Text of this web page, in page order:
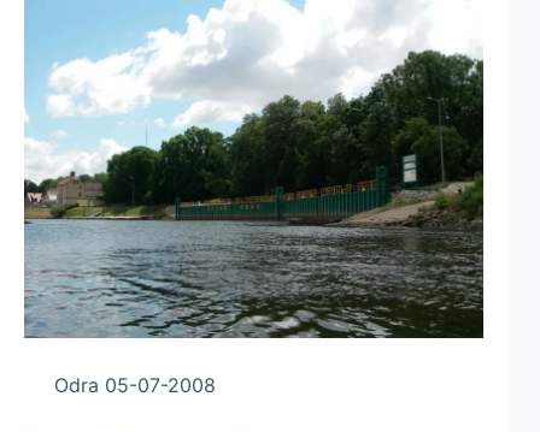
Odra 05-07-2008